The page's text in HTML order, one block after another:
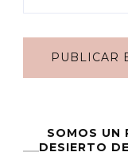
SOMOS UN
DESIERTO